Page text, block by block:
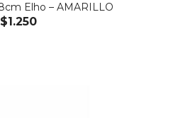
Elho – AMARILLO
$1.250